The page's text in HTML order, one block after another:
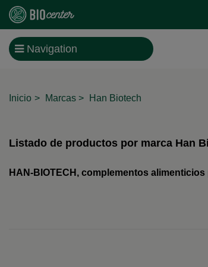
Navigation
Inicio Marcas Han Biotech
Listado de productos por marca Han
HAN-BIOTECH, complementos